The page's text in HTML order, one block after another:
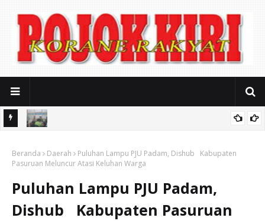
Keresahan Warga
Beranda Daerah
Puluhan Lampu PJU Padam, Dishub Kabupaten
Pasuruan Meluncur Atasi Keluhan Warga
Puluhan Lampu PJU Padam,
Dishub Kabupaten Pasuruan